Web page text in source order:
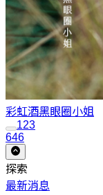
彩虹酒黑眼圈小姐
123
646
探索
最新消息